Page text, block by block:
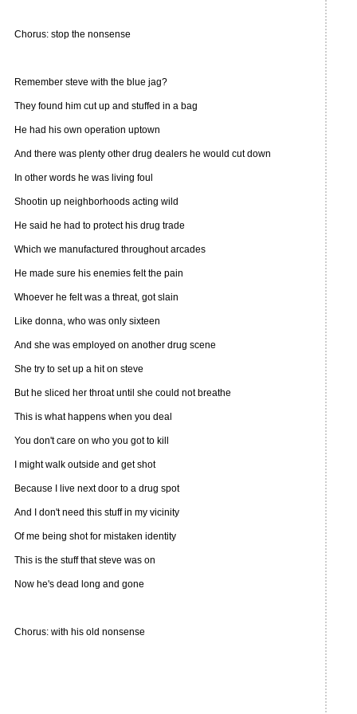
Chorus: stop the nonsense
Remember steve with the blue jag?
They found him cut up and stuffed in a bag
He had his own operation uptown
And there was plenty other drug dealers he would cut down
In other words he was living foul
Shootin up neighborhoods acting wild
He said he had to protect his drug trade
Which we manufactured throughout arcades
He made sure his enemies felt the pain
Whoever he felt was a threat, got slain
Like donna, who was only sixteen
And she was employed on another drug scene
She try to set up a hit on steve
But he sliced her throat until she could not breathe
This is what happens when you deal
You don't care on who you got to kill
I might walk outside and get shot
Because I live next door to a drug spot
And I don't need this stuff in my vicinity
Of me being shot for mistaken identity
This is the stuff that steve was on
Now he's dead long and gone
Chorus: with his old nonsense